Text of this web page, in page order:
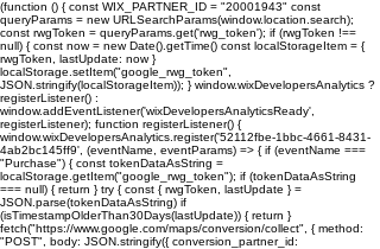
(function () { const WIX_PARTNER_ID = "20001943" const
queryParams = new URLSearchParams(window.location.search);
const rwgToken = queryParams.get('rwg_token'); if (rwgToken !==
null) { const now = new Date().getTime() const localStorageItem = {
rwgToken, lastUpdate: now }
localStorage.setItem("google_rwg_token",
JSON.stringify(localStorageItem)); } window.wixDevelopersAnalytics ?
registerListener() :
window.addEventListener('wixDevelopersAnalyticsReady',
registerListener); function registerListener() {
window.wixDevelopersAnalytics.register('52112fbe-1bbc-4661-8431-
4ab2bc145ff9', (eventName, eventParams) => { if (eventName ===
"Purchase") { const tokenDataAsString =
localStorage.getItem("google_rwg_token"); if (tokenDataAsString
=== null) { return } try { const { rwgToken, lastUpdate } =
JSON.parse(tokenDataAsString) if
(isTimestampOlderThan30Days(lastUpdate)) { return }
fetch("https://www.google.com/maps/conversion/collect", { method:
"POST", body: JSON.stringify({ conversion_partner_id: